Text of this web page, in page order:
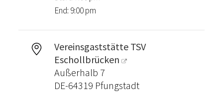
End: 9:00 pm
Vereinsgaststätte TSV
Eschollbrücken
Außerhalb 7
DE-64319 Pfungstadt